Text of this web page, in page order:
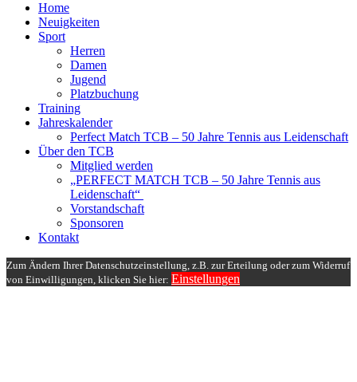
Home
Neuigkeiten
Sport
Herren
Damen
Jugend
Platzbuchung
Training
Jahreskalender
Perfect Match TCB – 50 Jahre Tennis aus Leidenschaft
Über den TCB
Mitglied werden
„PERFECT MATCH TCB – 50 Jahre Tennis aus
Leidenschaft“
Vorstandschaft
Sponsoren
Kontakt
Zum Ändern Ihrer Datenschutzeinstellung, z.B. zur Erteilung oder zum Widerruf
von Einwilligungen, klicken Sie hier: Einstellungen